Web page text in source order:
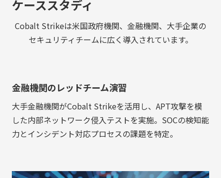
ケーススタディ
Cobalt Strikeは米国政府機関、金融機関、大手企業の
セキュリティチームに広く導入されています。
金融機関のレッドチーム演習
大手金融機関がCobalt Strikeを活用し、APT攻撃を模
した内部ネットワーク侵入テストを実施。SOCの検知能
力とインシデント対応プロセスの課題を特定。